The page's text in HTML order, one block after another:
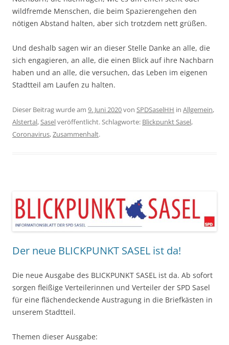
wildfremde Menschen, die beim Spazierengehen den
nötigen Abstand halten, aber sich trotzdem nett grüßen.
Und deshalb sagen wir an dieser Stelle Danke an alle, die
sich engagieren, an alle, die einen Blick auf ihre Nachbarn
haben und an alle, die versuchen, das Leben im eigenen
Stadtteil am Laufen zu halten.
Dieser Beitrag wurde am 9. Juni 2020von SPDSaselHH in Allgemein,
Alstertal,Saselveröffentlicht. Schlagworte: Blickpunkt Sasel,
Coronavirus,Zusammenhalt.
Der neue BLICKPUNKT SASEL ist da!
Die neue Ausgabe des BLICKPUNKT SASEL ist da. Ab sofort
sorgen fleißige Verteilerinnen und Verteiler der SPD Sasel
für eine flächendeckende Austragung in die Briefkästen in
unserem Stadtteil.
Themen dieser Ausgabe: